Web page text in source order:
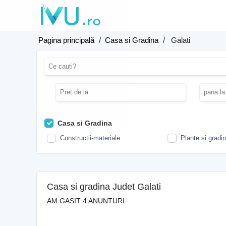
Pagina principală / Casa si Gradina / Galati
Casa si Gradina
Constructii-materiale Plante si
Casa si gradina Judet Galati
AM GASIT 4 ANUNTURI